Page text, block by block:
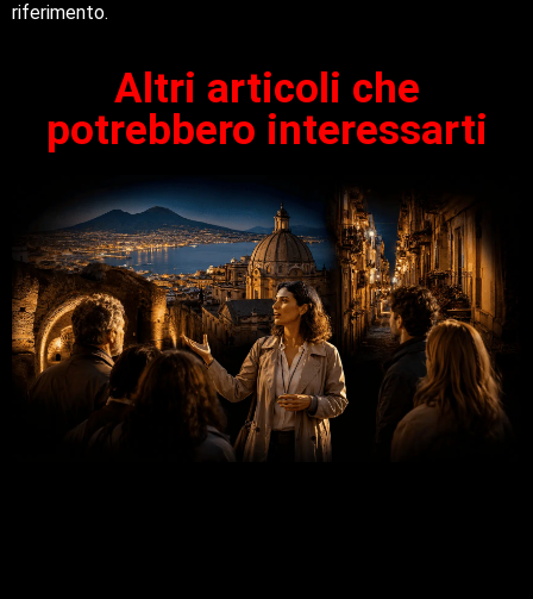
riferimento.
Altri articoli che
potrebbero interessarti